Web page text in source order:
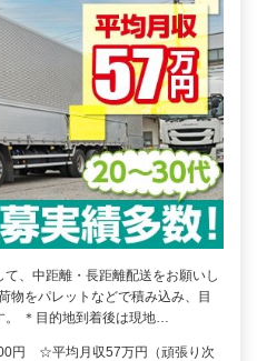
、中距離・長距離配送をお願いし
物をパレットなどで積み込み、目
＊目的地到着後は現地…
円 ☆平均月収57万円（頑張り次